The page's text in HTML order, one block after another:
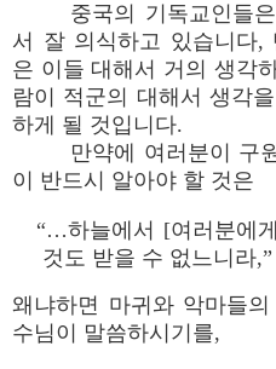
중국의 기독교인들
서 잘 의식하고 있습니다,
은 이들 대해서 거의 생각
람이 적군의 대해서 생각
하게 될 것입니다.
만약에 여러분이 구
이 반드시 알아야 할 것은
“…하늘에서 [여러분에
것도 받을 수 없느니라,”
왜냐하면 마귀와 악마들
수님이 말씀하시기를,